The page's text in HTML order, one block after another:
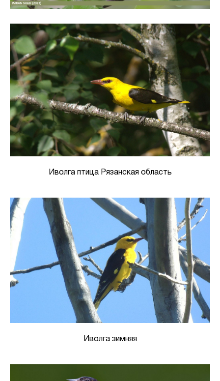
Иволга птица Рязанская область
Иволга зимняя